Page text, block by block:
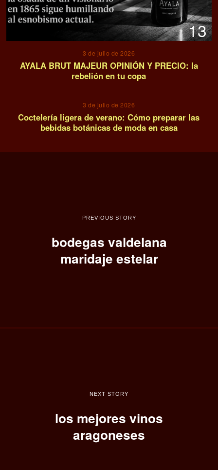
13
3 de julio de 2026
AYALA BRUT MAJEUR OPINIÓN Y PRECIO: la
rebelión en tu copa
3 de julio de 2026
Coctelería ligera de verano: Cómo preparar las
bebidas botánicas de moda en casa
PREVIOUS STORY
bodegas valdelana
maridaje estelar
NEXT STORY
los mejores vinos
aragoneses